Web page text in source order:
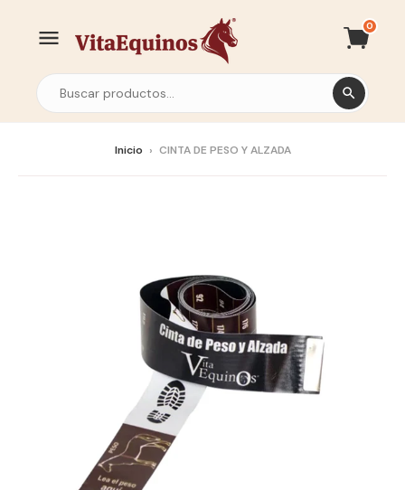
0
Inicio › CINTA DE PESO Y ALZADA